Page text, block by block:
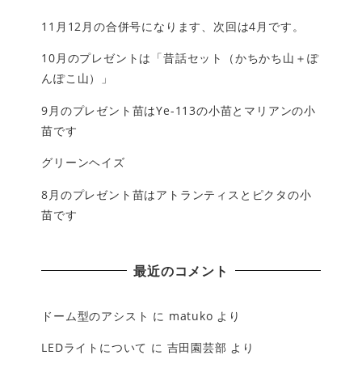
11月12月の合併号になります、次回は4月です。
10月のプレゼントは「昔話セット（かちかち山＋ぽ
んぽこ山）」
9月のプレゼント苗はYe-113の小苗とマリアンの小
苗です
グリーンヘイズ
8月のプレゼント苗はアトランティスとピクタの小
苗です
最近のコメント
ドーム型のアシスト に matuko より
LEDライトについて に 吉田園芸部 より